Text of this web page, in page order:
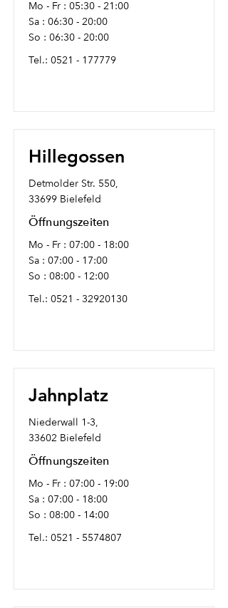
Mo - Fr : 05:30 - 21:00
Sa : 06:30 - 20:00
So : 06:30 - 20:00
Tel.: 0521 - 177779
Hillegossen
Detmolder Str. 550,
33699 Bielefeld
Öffnungszeiten
Mo - Fr : 07:00 - 18:00
Sa : 07:00 - 17:00
So : 08:00 - 12:00
Tel.: 0521 - 32920130
Jahnplatz
Niederwall 1-3,
33602 Bielefeld
Öffnungszeiten
Mo - Fr : 07:00 - 19:00
Sa : 07:00 - 18:00
So : 08:00 - 14:00
Tel.: 0521 - 5574807